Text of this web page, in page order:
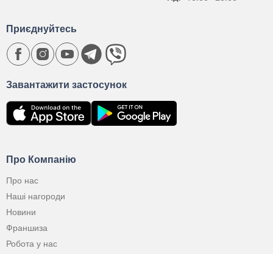
Про Компанію
Про нас
Наші нагороди
Новини
Франшиза
Робота у нас
Завантажити застосунок
Приєднуйтесь